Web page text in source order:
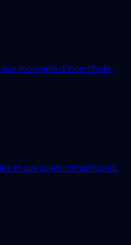
moments d’incertitude.
et aux sujets romantiques.